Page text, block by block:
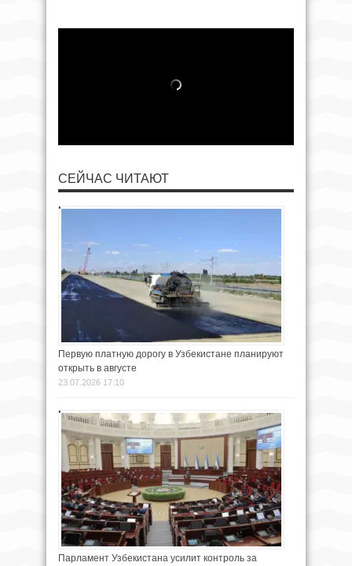
СЕЙЧАС ЧИТАЮТ
Первую платную дорогу в Узбекистане планируют
открыть в августе
23.07.2026 17:10
Парламент Узбекистана усилит контроль за